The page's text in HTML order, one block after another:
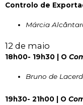
Controlo de
Márcia
12 de maio
18h00- 19h30 | O
Bruno de
19h30- 21h00 | O